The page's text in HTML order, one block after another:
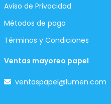
Aviso de Privacidad
Métodos de pago
Términos y Condiciones
Ventas mayoreo papel
ventaspapel@lumen.com